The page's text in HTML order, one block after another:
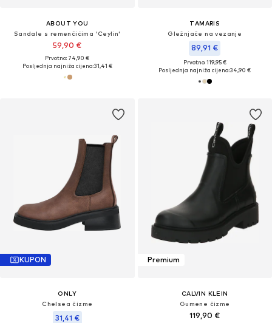
ABOUT YOU
Sandale s remenčićima 'Ceylin'
59,90 €
Prvotno: 74,90 €
Posljednja najniža cijena:31,41 €
TAMARIS
Gležnjače na vezanje
89,91 €
Prvotno: 119,95 €
Posljednja najniža cijena:34,90 €
KUPON
ONLY
Chelsea čizme
31,41 €
Premium
CALVIN KLEIN
Gumene čizme
119,90 €